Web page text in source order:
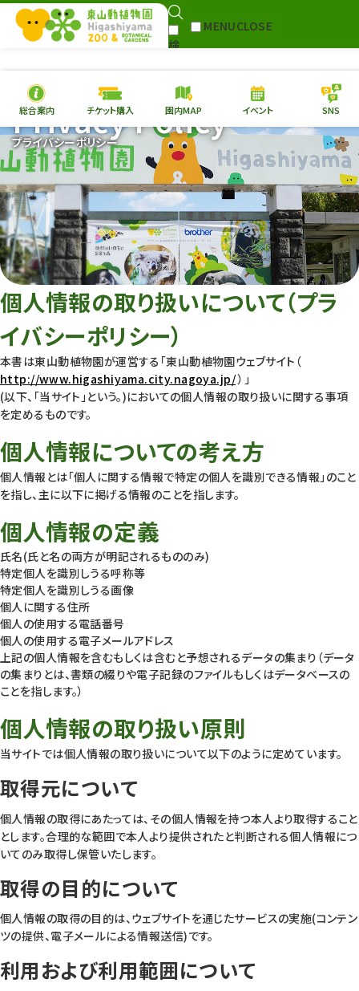
検
MENUCLOSE
本日の開園情報 チケ
園内MAP イベント
総合案内
動物園 植物園
再生プラン
東山動植物園
への支援
環境教育
総合案内 チケット購入 園内MAP イベント SNS
プライバシーポリシー
Privacy Policy
個人情報の取り扱いについて（プラ
イバシーポリシー）
本書は東山動植物園が運営する「東山動植物園ウェブサイト（
http://www.higashiyama.city.nagoya.jp/）」
(以下、「当サイト」という。)においての個人情報の取り扱いに関する事項
を定めるものです。
個人情報についての考え方
個人情報とは「個人に関する情報で特定の個人を識別できる情報」のこと
を指し、主に以下に掲げる情報のことを指します。
個人情報の定義
氏名(氏と名の両方が明記されるもののみ)
特定個人を識別しうる呼称等
特定個人を識別しうる画像
個人に関する住所
個人の使用する電話番号
個人の使用する電子メールアドレス
上記の個人情報を含むもしくは含むと予想されるデータの集まり（データ
の集まりとは、書類の綴りや電子記録のファイルもしくはデータベースの
ことを指します。）
個人情報の取り扱い原則
当サイトでは個人情報の取り扱いについて以下のように定めています。
取得元について
個人情報の取得にあたっては、その個人情報を持つ本人より取得すること
とします。合理的な範囲で本人より提供されたと判断される個人情報につ
いてのみ取得し保管いたします。
取得の目的について
個人情報の取得の目的は、ウェブサイトを通じたサービスの実施(コンテン
ツの提供、電子メールによる情報送信)です。
利用および利用範囲について